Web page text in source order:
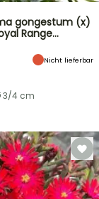
gongestum (x)
Range…
Nicht lieferbar
3/4 cm